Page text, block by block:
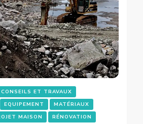
CONSEILS ET TRAVAUX
EQUIPEMENT
MATÉRIAUX
MAISON
RÉNOVATION